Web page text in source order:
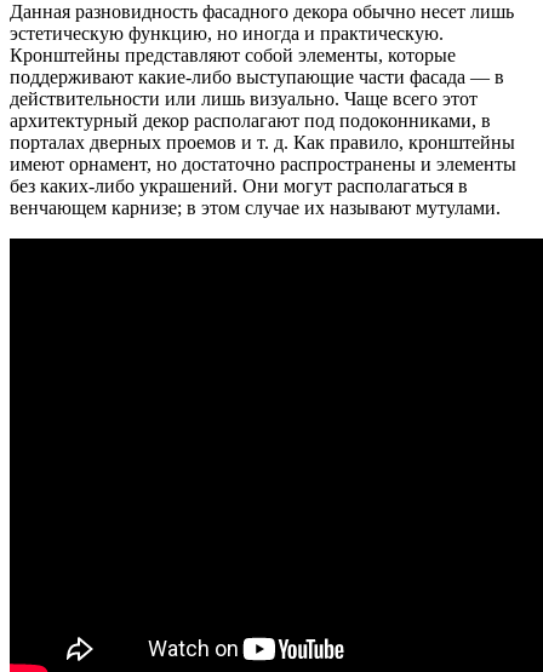
Данная разновидность фасадного декора обычно несет лишь
эстетическую функцию, но иногда и практическую.
Кронштейны представляют собой элементы, которые
поддерживают какие-либо выступающие части фасада — в
действительности или лишь визуально. Чаще всего этот
архитектурный декор располагают под подоконниками, в
порталах дверных проемов и т. д. Как правило, кронштейны
имеют орнамент, но достаточно распространены и элементы
без каких-либо украшений. Они могут располагаться в
венчающем карнизе; в этом случае их называют мутулами.